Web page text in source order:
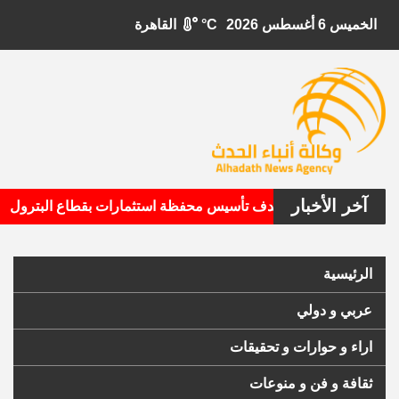
الخميس 6 أغسطس 2026 °C
آخر الأخبار
الأمريكية تستهدف تأسيس محفظة استثمارات بقطاع البترول
الرئيسية
عربي و دولي
اراء و حوارات و تحقيقات
ثقافة و فن و منوعات